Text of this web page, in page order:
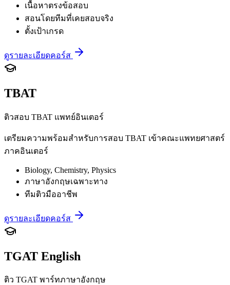
เนื้อหาตรงข้อสอบ
สอนโดยทีมที่เคยสอบจริง
ตั้งเป้าเกรด
ดูรายละเอียดคอร์ส
TBAT
ติวสอบ TBAT แพทย์อินเตอร์
เตรียมความพร้อมสำหรับการสอบ TBAT เข้าคณะแพทยศาสตร์
ภาคอินเตอร์
Biology, Chemistry, Physics
ภาษาอังกฤษเฉพาะทาง
ทีมติวมืออาชีพ
ดูรายละเอียดคอร์ส
TGAT English
ติว TGAT พาร์ทภาษาอังกฤษ